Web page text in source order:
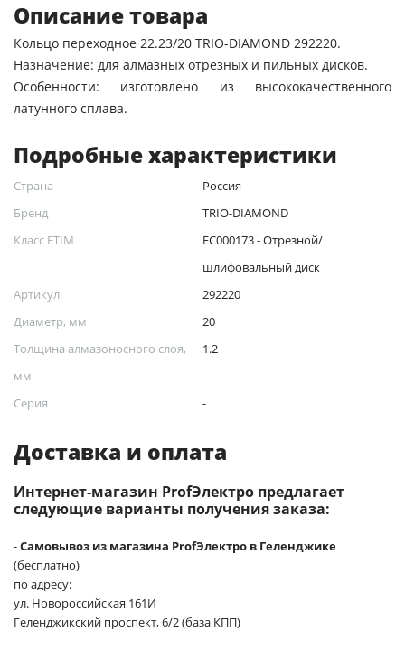
Описание товара
Кольцо переходное 22.23/20 TRIO-DIAMOND 292220.
Назначение: для алмазных отрезных и пильных дисков.
Особенности: изготовлено из высококачественного
латунного сплава.
Подробные характеристики
Страна
Россия
Бренд
TRIO-DIAMOND
Класс ETIM
EC000173 - Отрезной/
шлифовальный диск
Артикул
292220
Диаметр, мм
20
Толщина алмазоносного слоя,
мм
1.2
Серия -
Доставка и оплата
Интернет-магазин ProfЭлектро предлагает
следующие варианты получения заказа:
-Самовывоз из магазина ProfЭлектро в Геленджике
(бесплатно)
по адресу:
ул. Новороссийская 161И
Геленджикский проспект, 6/2 (база КПП)